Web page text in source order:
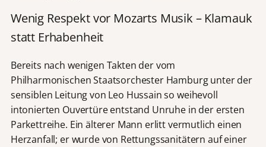
Wenig Respekt vor Mozarts Musik – Klamauk
statt Erhabenheit
Bereits nach wenigen Takten der vom
Philharmonischen Staatsorchester Hamburg unter der
sensiblen Leitung von Leo Hussain so weihevoll
intonierten Ouvertüre entstand Unruhe in der ersten
Parkettreihe. Ein älterer Mann erlitt vermutlich einen
Herzanfall; er wurde von Rettungssanitätern auf einer